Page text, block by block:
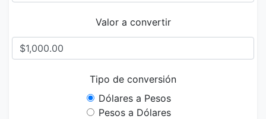
Valor a convertir
Tipo de conversión
Dólares a Pesos
Pesos a Dólares